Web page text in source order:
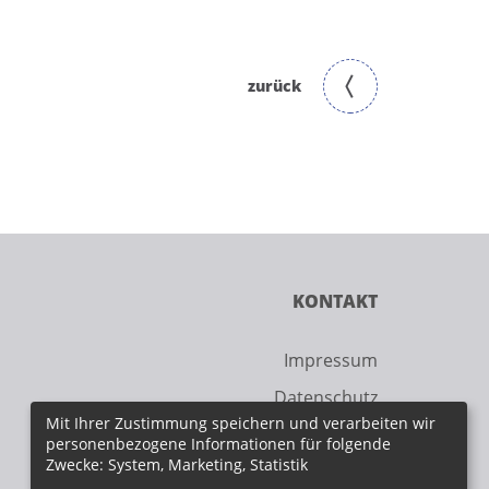
zurück
KONTAKT
Impressum
Datenschutz
Mit Ihrer Zustimmung speichern und verarbeiten wir
personenbezogene Informationen für folgende
Zwecke: System, Marketing, Statistik